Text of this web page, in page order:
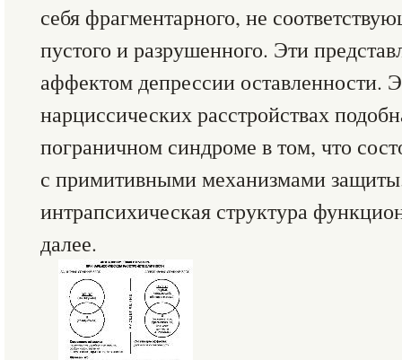
себя фрагментарного, не
пустого и разрушенного. Эти
аффектом депрессии оставленности.
нарциссических расстройствах
пограничном синдроме в том, что
с примитивными механизмами
интрапсихическая структура
далее.